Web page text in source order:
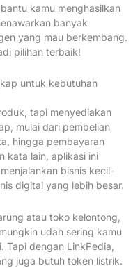
kamu menghasilkan
banyak
yang mau berkembang.
pilihan terbaik!
untuk kebutuhan
tapi menyediakan
mulai dari pembelian
hingga pembayaran
kata lain, aplikasi ini
bisnis kecil-
digital yang lebih besar.
atau toko kelontong,
udah sering kamu
Tapi dengan LinkPedia,
juga butuh token listrik.